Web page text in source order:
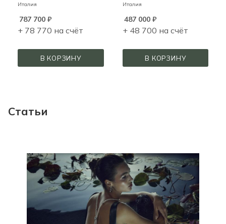
Италия
787 700 ₽
+ 78 770 на счёт
В КОРЗИНУ
Италия
487 000₽
+ 48 700 на счёт
В КОРЗИНУ
Статьи